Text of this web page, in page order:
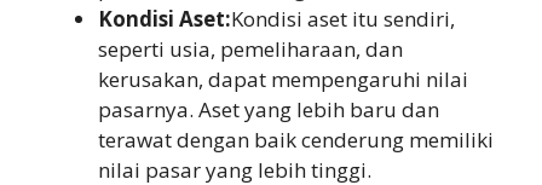
Kondisi Aset:Kondisi aset itu sendiri,
seperti usia, pemeliharaan, dan
kerusakan, dapat mempengaruhi nilai
pasarnya. Aset yang lebih baru dan
terawat dengan baik cenderung memiliki
nilai pasar yang lebih tinggi.